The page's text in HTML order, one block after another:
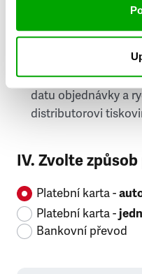
doručování
první vydání ve vaší
příští, nejpozději
datu objednávky a
distributorovi
IV. Zvolte
Platební karta -
Platební karta -
Bankovní převod